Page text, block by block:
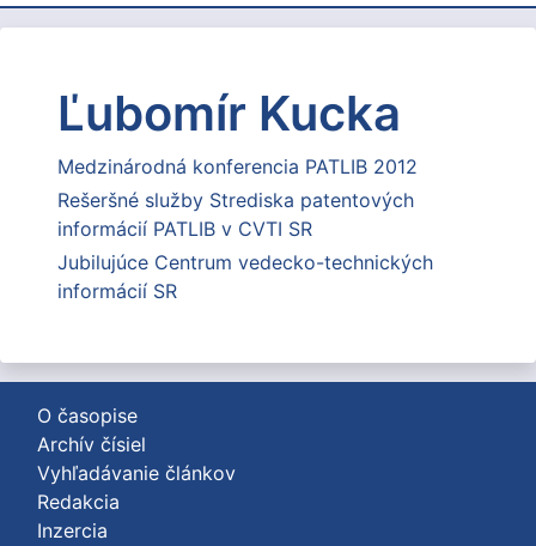
Ľubomír Kucka
Medzinárodná konferencia PATLIB 2012
Rešeršné služby Strediska patentových
informácií PATLIB v CVTI SR
Jubilujúce Centrum vedecko-technických
informácií SR
O časopise
Archív čísiel
Vyhľadávanie článkov
Redakcia
Inzercia